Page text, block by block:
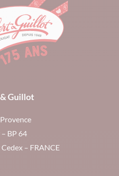
Guillot
BP 64
– FRANCE